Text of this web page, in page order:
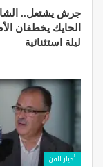
جرش يشتعل..
الحايك يخطفان
ليلة استثنائية
أخبار الفن